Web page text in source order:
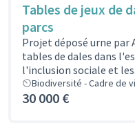
Tables de jeux de
parcs
Projet déposé urne par
tables de dales dans
l'inclusion sociale et
Biodiversité - Cadre de
30 000 €